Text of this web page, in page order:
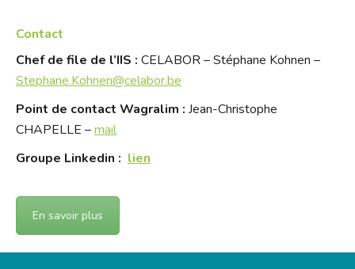
Contact
Chef de file de l’IIS : CELABOR –Stéphane Kohnen –
Stephane.Kohnen@celabor.be
Point de contact Wagralim : Jean-Christophe
CHAPELLE –mail
Groupe Linkedin : lien
En savoir plus